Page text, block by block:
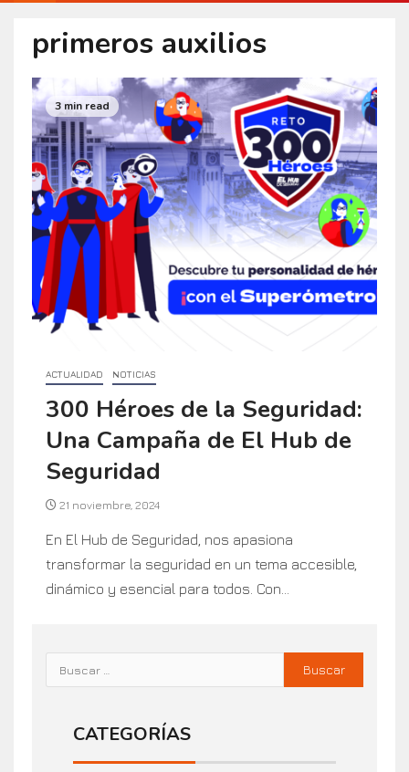
primeros auxilios
3 min read
ACTUALIDAD NOTICIAS
300 Héroes de la Seguridad:
Una Campaña de El Hub de
Seguridad
21 noviembre, 2024
En El Hub de Seguridad, nos apasiona
transformar la seguridad en un tema accesible,
dinámico y esencial para todos. Con...
CATEGORÍAS